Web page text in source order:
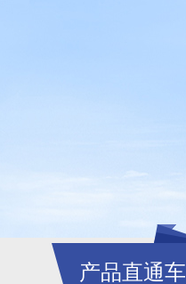
产品直通车